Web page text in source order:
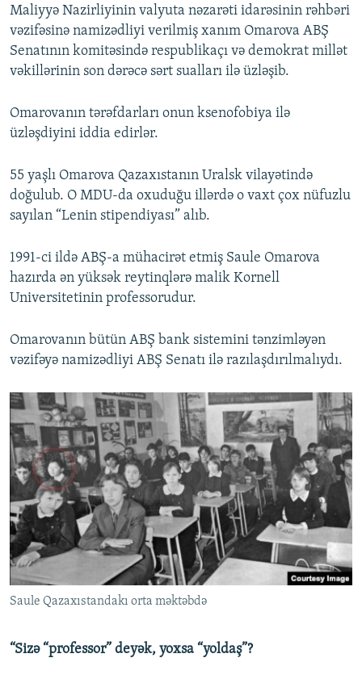
Maliyyə Nazirliyinin valyuta nəzarəti idarəsinin rəhbəri
vəzifəsinə namizədliyi verilmiş xanım Omarova ABŞ
Senatının komitəsində respublikaçı və demokrat millət
vəkillərinin son dərəcə sərt sualları ilə üzləşib.
Omarovanın tərəfdarları onun ksenofobiya ilə
üzləşdiyini iddia edirlər.
55 yaşlı Omarova Qazaxıstanın Uralsk vilayətində
doğulub. O MDU-da oxuduğu illərdə o vaxt çox nüfuzlu
sayılan “Lenin stipendiyası” alıb.
1991-ci ildə ABŞ-a mühacirət etmiş Saule Omarova
hazırda ən yüksək reytinqlərə malik Kornell
Universitetinin professorudur.
Omarovanın bütün ABŞ bank sistemini tənzimləyən
vəzifəyə namizədliyi ABŞ Senatı ilə razılaşdırılmalıydı.
Saule Qazaxıstandakı orta məktəbdə
“Sizə “professor” deyək, yoxsa “yoldaş”?